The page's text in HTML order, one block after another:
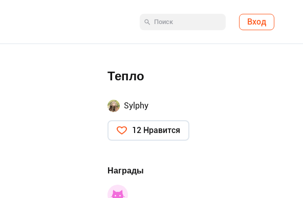
Вход
Тепло
Sylphy
12 Нравится
Награды